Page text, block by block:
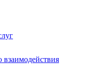
взаимодействия